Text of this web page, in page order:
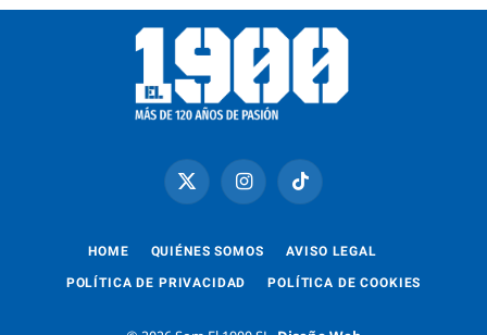
X
(Twitter)
InstagramTikTok
HOME QUIÉNES SOMOS AVISO LEGAL
POLÍTICA DE PRIVACIDAD POLÍTICA DE COOKIES